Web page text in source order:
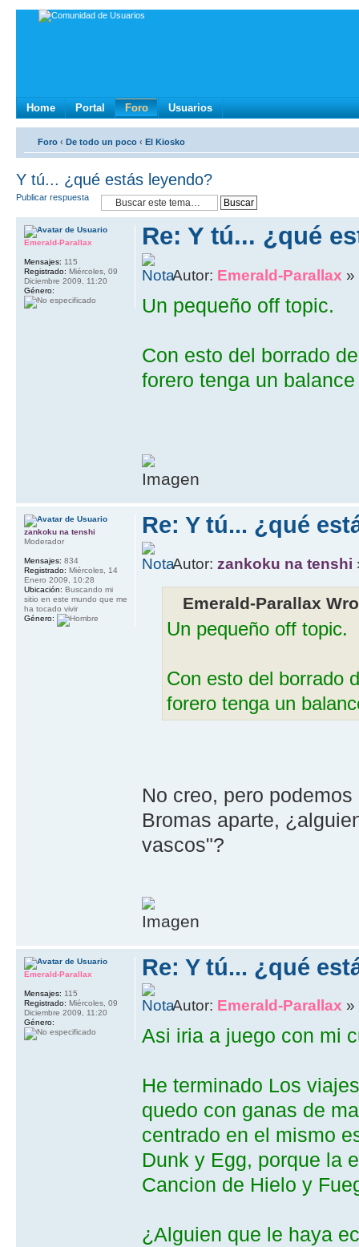
Home Portal Foro Usuarios
Foro ‹ De todo un poco ‹ El Kiosko
Y tú... ¿qué estás leyendo?
Publicar respuesta
Re: Y tú... ¿qué
Autor: Emerald-Parallax »
Un pequeño off topic.
Con esto del borrado
forero tenga un
Emerald-Parallax
Mensajes: 115
Registrado: Miércoles, 09
Diciembre 2009, 11:20
Género:
Re: Y tú... ¿qué
Autor:zankoku na tenshi
Emerald-Parallax
Un pequeño off topic.
Con esto del borrado
forero tenga un
No creo, pero
Bromas aparte,
vascos"?
zankoku na tenshi
Moderador
Mensajes: 834
Registrado: Miércoles, 14
Enero 2009, 10:28
Ubicación: Buscando mi
sitio en este mundo que me
ha tocado vivir
Género:
Re: Y tú... ¿qué
Autor: Emerald-Parallax »
Asi iria a juego con mi
He terminado Los
quedo con ganas de
centrado en el mismo
Dunk y Egg, porque la
Cancion de Hielo y
¿Alguien que le haya
Emerald-Parallax
Mensajes: 115
Registrado: Miércoles, 09
Diciembre 2009, 11:20
Género: